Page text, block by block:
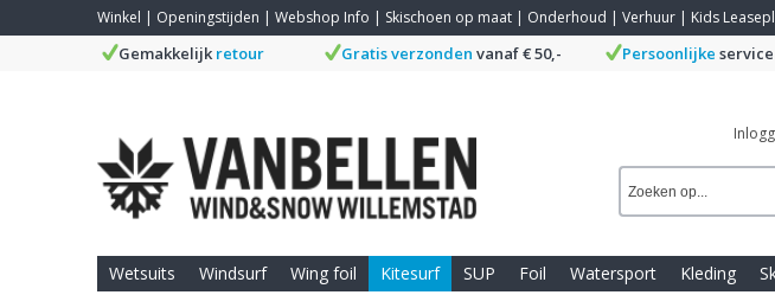
Winkel | Openingstijden | Webshop Info | Skischoen op maat | Onderhoud | Verhuur | Kids
Gemakkelijk retour Gratis verzonden vanaf € 50,- Persoonlijke service
Wetsuits Windsurf Wing foil Kitesurf SUP Foil Watersport Kleding